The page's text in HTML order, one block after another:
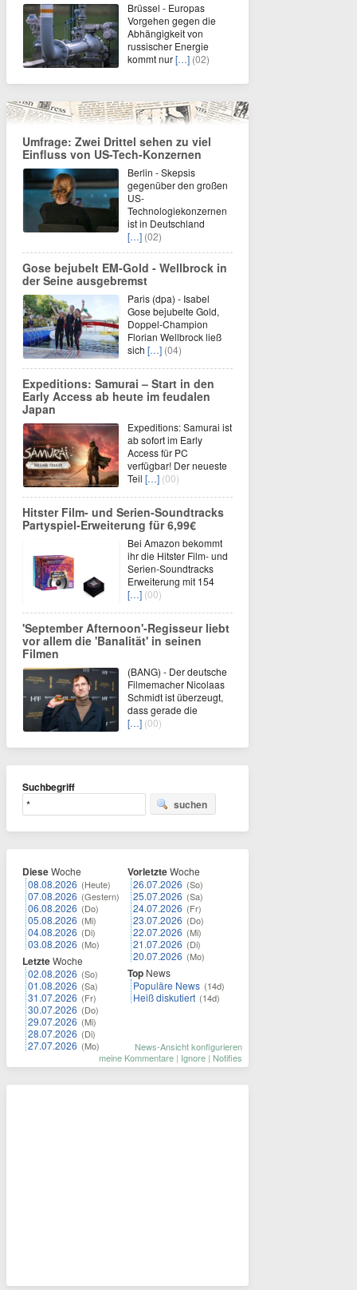
Brüssel - Europas
Vorgehen gegen die
Abhängigkeit von
russischer Energie
kommt nur[…] (02)
Umfrage: Zwei Drittel sehen zu viel
Einfluss von US-Tech-Konzernen
Berlin - Skepsis
gegenüber den großen
US-
Technologiekonzernen
ist in Deutschland
[…] (02)
Gose bejubelt EM-Gold - Wellbrock in
der Seine ausgebremst
Paris (dpa) - Isabel
Gose bejubelte Gold,
Doppel-Champion
Florian Wellbrock ließ
sich […] (04)
Expeditions: Samurai – Start in den
Early Access ab heute im feudalen
Japan
Expeditions: Samurai ist
ab sofort im Early
Access für PC
verfügbar! Der neueste
Teil […] (00)
Hitster Film- und Serien-Soundtracks
Partyspiel-Erweiterung für 6,99€
Bei Amazon bekommt
ihr die Hitster Film- und
Serien-Soundtracks
Erweiterung mit 154
[…] (00)
'September Afternoon'-Regisseur liebt
vor allem die 'Banalität' in seinen
Filmen
(BANG) - Der deutsche
Filmemacher Nicolaas
Schmidt ist überzeugt,
dass gerade die
[…] (00)
Suchbegriff
suchen
DieseWoche
08.08.2026 (Heute)
07.08.2026 (Gestern)
06.08.2026 (Do)
05.08.2026 (Mi)
04.08.2026 (Di)
03.08.2026 (Mo)
LetzteWoche
02.08.2026 (So)
01.08.2026 (Sa)
31.07.2026 (Fr)
30.07.2026 (Do)
29.07.2026 (Mi)
28.07.2026 (Di)
27.07.2026 (Mo)
VorletzteWoche
26.07.2026 (So)
25.07.2026 (Sa)
24.07.2026 (Fr)
23.07.2026 (Do)
22.07.2026 (Mi)
21.07.2026 (Di)
20.07.2026 (Mo)
Top News
Populäre News (14d)
Heiß diskutiert (14d)
News-Ansicht konfigurieren
meine Kommentare | Ignore | Notifies